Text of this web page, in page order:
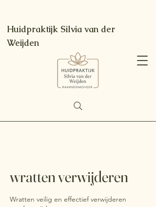
Huidpraktijk Silvia van der
Weijden
wratten verwijderen
Wratten veilig en effectief verwijderen